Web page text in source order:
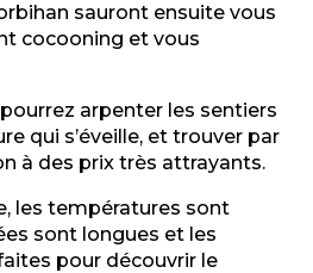
sauront ensuite vous
cocooning et vous
arpenter les sentiers
qui s’éveille, et trouver par
à des prix très attrayants.
les températures sont
sont longues et les
pour découvrir le